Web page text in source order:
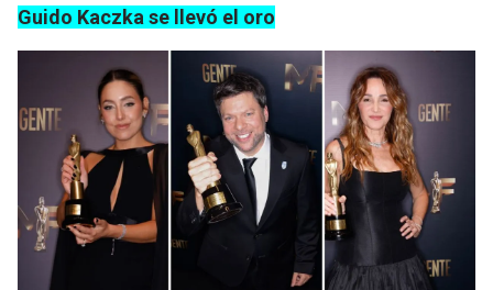
Guido Kaczka se llevó el oro